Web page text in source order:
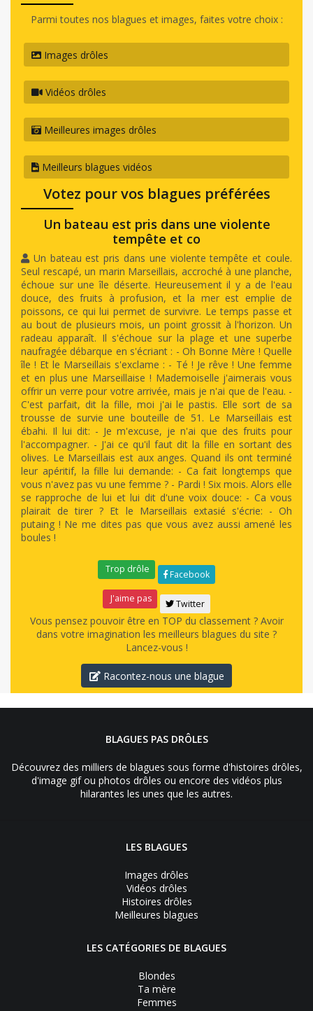
Parmi toutes nos blagues et images, faites votre choix :
Images drôles
Vidéos drôles
Meilleures images drôles
Meilleurs blagues vidéos
Votez pour vos blagues préférées
Un bateau est pris dans une violente
tempête et co
Un bateau est pris dans une violente tempête et coule.
Seul rescapé, un marin Marseillais, accroché à une planche,
échoue sur une île déserte. Heureusement il y a de l'eau
douce, des fruits à profusion, et la mer est emplie de
poissons, ce qui lui permet de survivre. Le temps passe et
au bout de plusieurs mois, un point grossit à l'horizon. Un
radeau apparaît. Il s'échoue sur la plage et une superbe
naufragée débarque en s'écriant : - Oh Bonne Mère ! Quelle
île ! Et le Marseillais s'exclame : - Té ! Je rêve ! Une femme
et en plus une Marseillaise ! Mademoiselle j'aimerais vous
offrir un verre pour votre arrivée, mais je n'ai que de l'eau. -
C'est parfait, dit la fille, moi j'ai le pastis. Elle sort de sa
trousse de survie une bouteille de 51. Le Marseillais est
ébahi. Il lui dit: - Je m'excuse, je n'ai que des fruits pour
l'accompagner. - J'ai ce qu'il faut dit la fille en sortant des
olives. Le Marseillais est aux anges. Quand ils ont terminé
leur apéritif, la fille lui demande: - Ca fait longtemps que
vous n'avez pas vu une femme ? - Pardi ! Six mois. Alors elle
se rapproche de lui et lui dit d'une voix douce: - Ca vous
plairait de tirer ? Et le Marseillais extasié s'écrie: - Oh
putaing ! Ne me dites pas que vous avez aussi amené les
boules !
Trop drôle Facebook
J'aime pas Twitter
Vous pensez pouvoir être en TOP du classement ? Avoir
dans votre imagination les meilleurs blagues du site ?
Lancez-vous !
Racontez-nous une blague
BLAGUES PAS DRÔLES
Découvrez des milliers de blagues sous forme d'histoires drôles,
d'image gif ou photos drôles ou encore des vidéos plus
hilarantes les unes que les autres.
LES BLAGUES
Images drôles
Vidéos drôles
Histoires drôles
Meilleures blagues
LES CATÉGORIES DE BLAGUES
Blondes
Ta mère
Femmes